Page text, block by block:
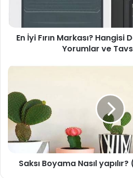
En İyi Fırın Markası?
Yorumlar ve
Saksı Boyama Nasıl